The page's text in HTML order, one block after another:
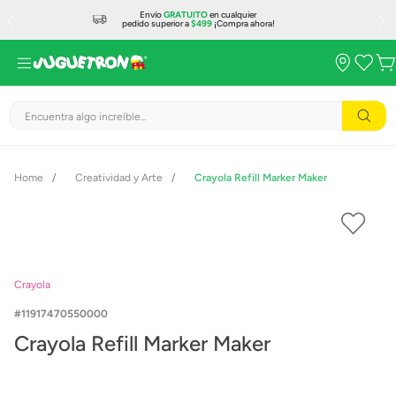
EnvíoGRATUITOen cualquier
pedido superior a$499¡Compra ahora!
Encuentra algo increíble...
Creatividad y Arte Crayola Refill Marker Maker
Crayola
11917470550000
Crayola Refill Marker Maker